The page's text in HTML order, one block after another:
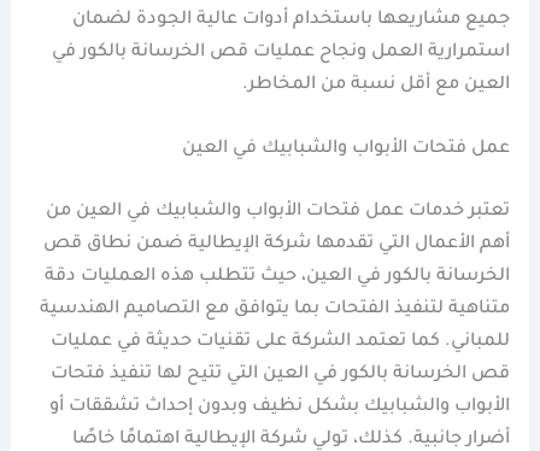
جميع مشاريعها باستخدام أدوات عالية الجودة لضمان
استمرارية العمل ونجاح عمليات قص الخرسانة بالكور في
العين مع أقل نسبة من المخاطر.
عمل فتحات الأبواب والشبابيك في العين
تعتبر خدمات عمل فتحات الأبواب والشبابيك في العين من
أهم الأعمال التي تقدمها شركة الإيطالية ضمن نطاق قص
الخرسانة بالكور في العين، حيث تتطلب هذه العمليات دقة
متناهية لتنفيذ الفتحات بما يتوافق مع التصاميم الهندسية
للمباني. كما تعتمد الشركة على تقنيات حديثة في عمليات
قص الخرسانة بالكور في العين التي تتيح لها تنفيذ فتحات
الأبواب والشبابيك بشكل نظيف وبدون إحداث تشققات أو
أضرار جانبية. كذلك، تولي شركة الإيطالية اهتمامًا خاصًا